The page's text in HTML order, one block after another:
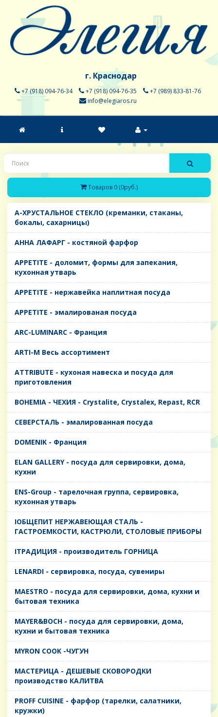
г. Краснодар
+7 (918) 094-76-34 +7 (918) 094-76-35
+7 (989) 833-81-76
info@elegiaros.ru
Товаров 0 (0руб.)
A-ХРУСТАЛЬНОЕ СТЕКЛО (креманки, стаканы,
бокалы, сахарницы)
AHHA ЛАФАРГ - костяной фарфор
APPETITE - доломит, формы для запекания,
кухонная утварь
APPETITE - нержавейка наплитная посуда
APPETITE - эмалированая посуда
ARC-LUMINARC - Франция
ARTI-M Весь ассортимент
ATTRIBUTE - кухоная навеска и посуда для
приготовления
BOHEMIA - ЧЕХИЯ - Crystalite, Crystalex, Repast, RCR
CЕВЕРСТАЛЬ - эмалированная посуда
DOMENIK - Франция
ELAN GALLERY - посуда для сервировки, дома,
кухни
ENS-Group - тарелочная группа, сервировка,
кухонная утварь
IОБЩЕПИТ НЕРЖАВЕЮЩАЯ СТАЛЬ -
ГАСТРОЕМКОСТИ, КАСТРЮЛИ, СТОЛОВЫЕ ПРИБОРЫ
IТРАДИЦИЯ - производитель ГОРНИЦА
LENARDI - сервировка, посуда, сувениры
MAESTRO - посуда для сервировки, дома, кухни и
бытовая техника
MAYER&BOCH - посуда для сервировки, дома,
кухни и бытовая техника
MYRON COOK -ЧУГУН
MАСТЕРИЦА - ДЕШЕВЫЕ СКОВОРОДКИ
производство КАЛИТВА
PROFF CUISINE - фарфор (тарелки, салатники,
кружки)